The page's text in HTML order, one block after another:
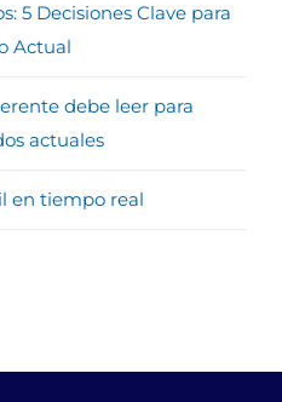
5 Decisiones Clave para
Actual
debe leer para
actuales
en tiempo real